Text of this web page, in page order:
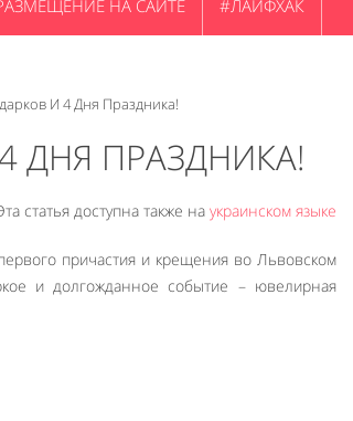
НА САЙТЕ #ЛАЙФХАК
И 4 Дня Праздника!
ДНЯ ПРАЗДНИКА!
статья доступна также на украинском языке
причастия и крещения во Львовском
и долгожданное событие – ювелирная